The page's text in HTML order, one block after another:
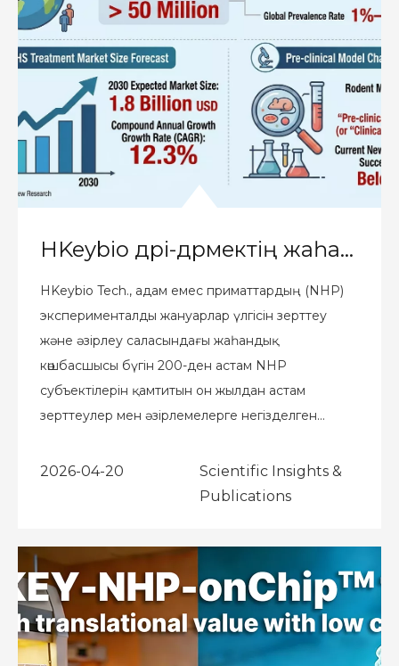
HKeybio дәрі-дәрмектің жаһандық ғылыми-зерттеу жұмыстарымен күресу үшін жоғары клиникалық консистенциясы бар әлемдегі алғашқы NHP гидраденит суппуратив үлгісін шығарады.
HKeybio Tech., адам емес приматтардың (NHP)
эксперименталды жануарлар үлгісін зерттеу
және әзірлеу саласындағы жаһандық
көшбасшысы бүгін 200-ден астам NHP
субъектілерін қамтитын он жылдан астам
зерттеулер мен әзірлемелерге негізделген
(HS) моделінің ресми іске қосылғанын
2026-04-20
Scientific Insights &
Publications